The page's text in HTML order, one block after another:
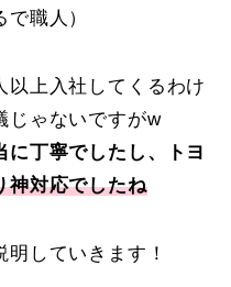
職人）
以上入社してくるわけ
じゃないですがw
に丁寧でしたし、トヨ
神対応でしたね
していきます！